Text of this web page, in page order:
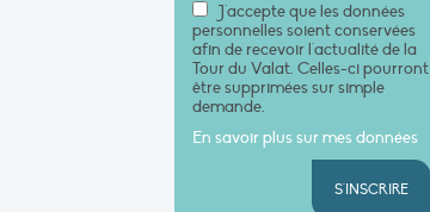
J'accepte que les données
personnelles soient conservées
afin de recevoir l'actualité de la
Tour du Valat. Celles-ci pourront
être supprimées sur simple
demande.
En savoir plus sur mes données
S'INSCRIRE